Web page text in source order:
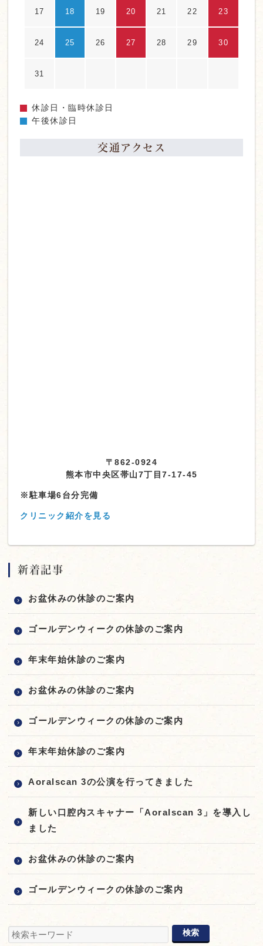
17 18 19 20 21 22 23
24 25 26 27 28 29 30
31
休診日・臨時休診日
午後休診日
交通アクセス
〒862-0924
熊本市中央区帯山7丁目7-17-45
※駐車場6台分完備
クリニック紹介を見る
新着記事
お盆休みの休診のご案内
ゴールデンウィークの休診のご案内
年末年始休診のご案内
お盆休みの休診のご案内
ゴールデンウィークの休診のご案内
年末年始休診のご案内
Aoralscan 3の公演を行ってきました
新しい口腔内スキャナー「Aoralscan 3」を導入し
ました
お盆休みの休診のご案内
ゴールデンウィークの休診のご案内